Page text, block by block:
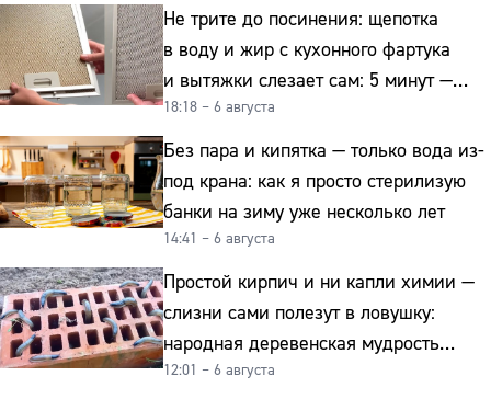
Не трите до посинения: щепотка
в воду и жир с кухонного фартука
и вытяжки слезает сам: 5 минут —
и сверкает как новая
18:18 – 6 августа
Без пара и кипятка — только вода из-
под крана: как я просто стерилизую
банки на зиму уже несколько лет
14:41 – 6 августа
Простой кирпич и ни капли химии —
слизни сами полезут в ловушку:
народная деревенская мудрость
реально работает
12:01 – 6 августа